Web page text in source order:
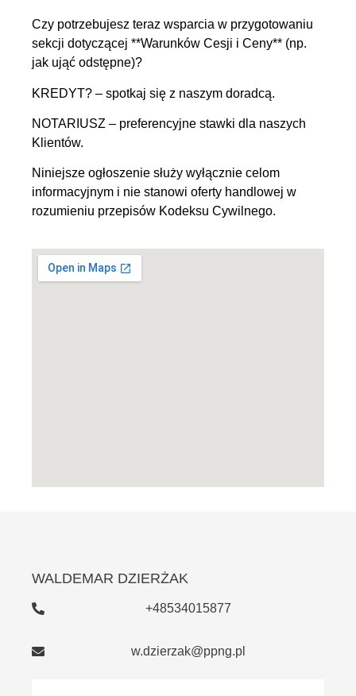
Czy potrzebujesz teraz wsparcia w przygotowaniu
sekcji dotyczącej **Warunków Cesji i Ceny** (np.
jak ująć odstępne)?
KREDYT? – spotkaj się z naszym doradcą.
NOTARIUSZ – preferencyjne stawki dla naszych
Klientów.
Niniejsze ogłoszenie służy wyłącznie celom
informacyjnym i nie stanowi oferty handlowej w
rozumieniu przepisów Kodeksu Cywilnego.
WALDEMAR DZIERŻAK
+48534015877
w.dzierzak@ppng.pl